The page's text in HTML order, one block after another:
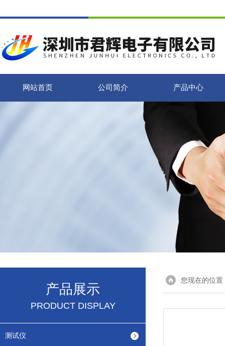
网站首页 公司简介 产品中心
产品展示
PRODUCT DISPLAY
测试仪
您现在的位置